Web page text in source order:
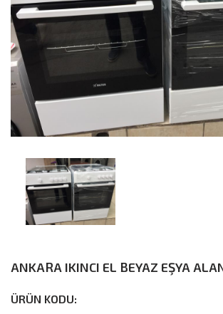
ANKARA IKINCI EL BEYAZ EŞYA
ÜRÜN KODU: